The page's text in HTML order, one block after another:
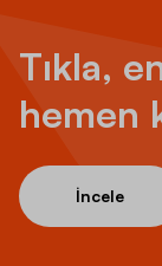
Tıkla,
hemen
İncele